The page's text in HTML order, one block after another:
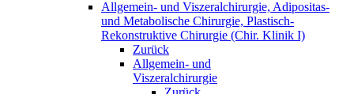
Allgemein- und Viszeralchirurgie, Adipositas-
und Metabolische Chirurgie, Plastisch-
Rekonstruktive Chirurgie (Chir. Klinik I)
Zurück
Allgemein- und
Viszeralchirurgie